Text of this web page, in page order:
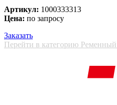
Артикул: 1000333313
Цена: по запросу
Заказать
Перейти в категорию